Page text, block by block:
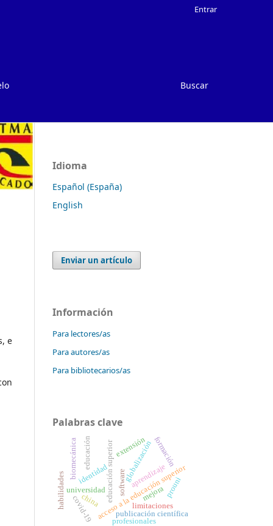
Buscar
Entrar
e
Idioma
Español (España)
English
Enviar un artículo
Información
Para lectores/as
Para autores/as
Para bibliotecarios/as
Palabras clave
china educación superior globalización
identidadacceso a la educación superior
software
publicación científica
universidad
formación
profesionales
biomecánica
habilidades aprendizaje
extensión
limitaciones
mejora
educación
covid-19
prouni